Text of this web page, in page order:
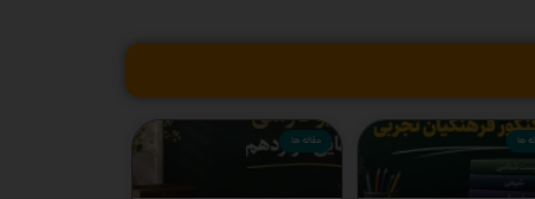
ها مقاله ها